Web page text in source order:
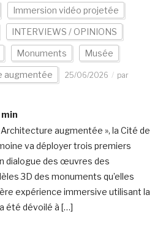
Immersion vidéo projetée
INTERVIEWS / OPINIONS
Monuments Musée
augmentée 25/06/2026
par
min
augmentée », la Cité de
va déployer trois premiers
dialogue des œuvres des
3D des monuments qu’elles
expérience immersive utilisant la
été dévoilé à […]